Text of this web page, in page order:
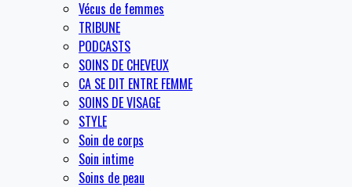
Vécus de femmes
TRIBUNE
PODCASTS
SOINS DE CHEVEUX
CA SE DIT ENTRE FEMME
SOINS DE VISAGE
STYLE
Soin de corps
Soin intime
Soins de peau